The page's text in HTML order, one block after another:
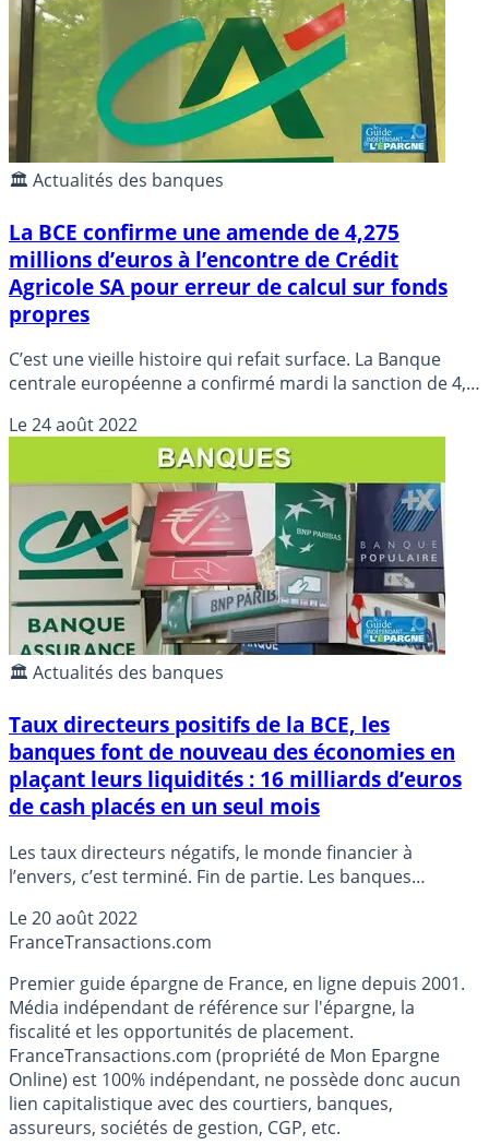
🏛️ Actualités des banques
La BCE confirme une amende de 4,275
millions d’euros à l’encontre de Crédit
Agricole SA pour erreur de calcul sur fonds
propres
C’est une vieille histoire qui refait surface. La Banque
centrale européenne a confirmé mardi la sanction de 4,8
en 2018 mais qui avait été annulée en 2020 par le
Tribunal de l’Union européenne.
Le24 août 2022
🏛️ Actualités des banques
Taux directeurs positifs de la BCE, les
banques font de nouveau des économies en
plaçant leurs liquidités : 16 milliards d’euros
de cash placés en un seul mois
Les taux directeurs négatifs, le monde financier à
l’envers, c’est terminé. Fin de partie. Les banques
nouveau leurs liquidités auprès de la BCE. Un
assèchement de 16 milliards d’euros en cash en un mois,
une goutte d’eau dans un océan de liquidités.
Le20 août 2022
FranceTransactions.com
Premier guide épargne de France, en ligne depuis 2001.
Média indépendant de référence sur l'épargne, la
fiscalité et les opportunités de placement.
FranceTransactions.com (propriété de Mon Epargne
Online) est 100% indépendant, ne possède donc aucun
lien capitalistique avec des courtiers, banques,
assureurs, sociétés de gestion, CGP, etc.